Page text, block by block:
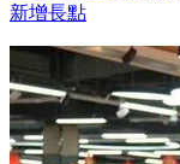
新增長點